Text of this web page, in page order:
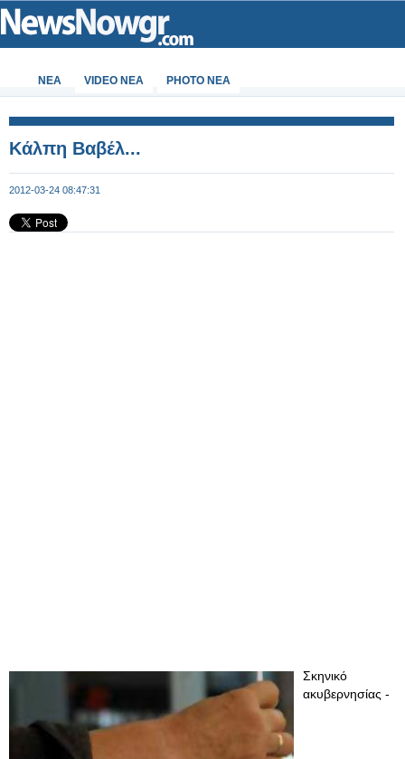
ΝΕΑ VIDEO NEA PHOTO NEA
Κάλπη Βαβέλ...
2012-03-24 08:47:31
Σκηνικό
ακυβερνησίας -